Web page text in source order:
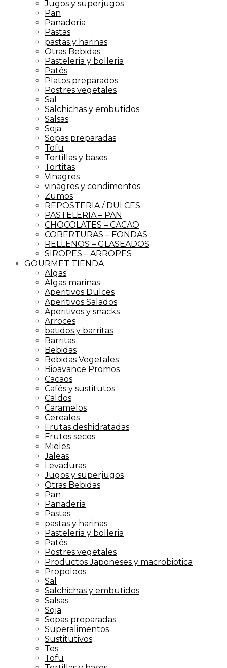
Jugos y superjugos
Pan
Panaderia
Pastas
pastas y harinas
Otras Bebidas
Pasteleria y bolleria
Patés
Platos preparados
Postres vegetales
Sal
Salchichas y embutidos
Salsas
Soja
Sopas preparadas
Tofu
Tortillas y bases
Tortitas
Vinagres
vinagres y condimentos
Zumos
REPOSTERIA / DULCES
PASTELERIA – PAN
CHOCOLATES – CACAO
COBERTURAS – FONDAS
RELLENOS – GLASEADOS
SIROPES – ARROPES
GOURMET TIENDA
Algas
Algas marinas
Aperitivos Dulces
Aperitivos Salados
Aperitivos y snacks
Arroces
batidos y barritas
Barritas
Bebidas
Bebidas Vegetales
Bioavance Promos
Cacaos
Cafés y sustitutos
Caldos
Caramelos
Cereales
Frutas deshidratadas
Frutos secos
Mieles
Jaleas
Levaduras
Jugos y superjugos
Otras Bebidas
Pan
Panaderia
Pastas
pastas y harinas
Pasteleria y bolleria
Patés
Postres vegetales
Productos Japoneses y macrobiotica
Propoleos
Sal
Salchichas y embutidos
Salsas
Soja
Sopas preparadas
Superalimentos
Sustitutivos
Tes
Tofu